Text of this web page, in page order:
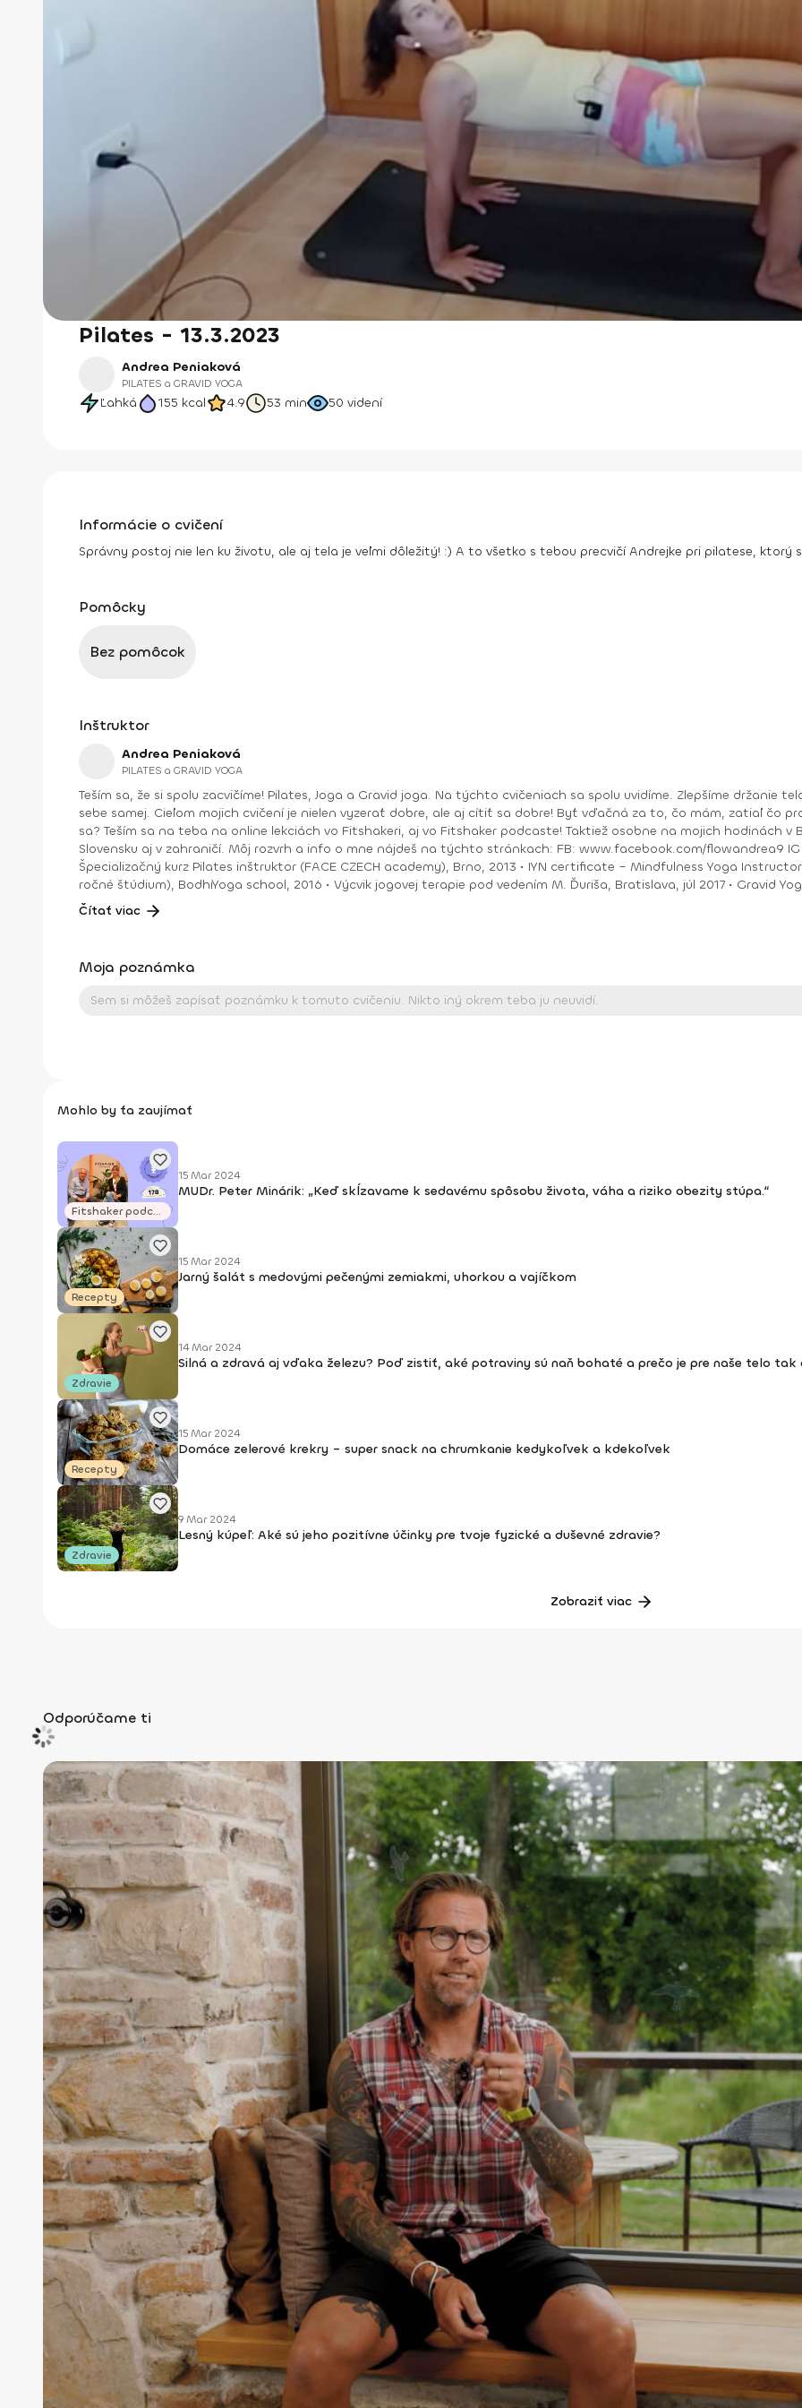
Pilates - 13.3.2023
Andrea Peniaková
PILATES a GRAVID YOGA
Ľahká 155 kcal 4.9 53 min 50 videní
Informácie o cvičení
Správny postoj nie len ku životu, ale aj tela je veľmi dôležitý! :) A to všetko s tebou precvičí Andrejke pri pilatese, ktorý
Pomôcky
Bez pomôcok
Inštruktor
Andrea Peniaková
PILATES a GRAVID YOGA
Teším sa, že si spolu zacvičíme! Pilates, Joga a Gravid joga. Na týchto cvičeniach sa spolu uvidíme. Zlepšíme držanie tela, silu aj ohybnosť, dýchanie a verím, že aj vzťah k
sebe samej. Cieľom mojich cvičení je nielen vyzerať dobre, ale aj cítiť sa dobre! Byť vďačná za to, čo mám, zatiaľ čo
sa? Teším sa na teba na online lekciách vo Fitshakeri, aj vo Fitshaker podcaste! Taktiež osobne na mojich hodinách v Bratislave alebo na pobytoch, ktoré organizujem na
Slovensku aj v zahraničí. Môj rozvrh a info o mne nájdeš na týchto stránkach: FB: www.facebook.com/flowandrea9 IG : @andrea_mindfulflow Dosiahnuté vzdelanie: •
Špecializačný kurz Pilates inštruktor (FACE CZECH academy), Brno, 2013 • IYN certificate – Mindfulness Yoga Instructor (mesačný intenzívny výcvik v Španielsku a následné
ročné štúdium), BodhiYoga school, 2016 • Výcvik jogovej terapie pod vedením M. Ďuriša, Bratislava, júl 2017 • Gravid Yoga špecializácia, Akadémia Powerjoga Slovensko,
Čítať viac
Moja poznámka
Mohlo by ťa zaujímať
Fitshaker podcasty
15 Mar 2024
MUDr. Peter Minárik: „Keď skĺzavame k sedavému spôsobu života, váha a riziko obezity stúpa.“
Recepty
15 Mar 2024
Jarný šalát s medovými pečenými zemiakmi, uhorkou a vajíčkom
Zdravie
14 Mar 2024
Silná a zdravá aj vďaka železu? Poď zistiť, aké potraviny sú naň bohaté a prečo je pre naše telo tak
Recepty
15 Mar 2024
Domáce zelerové krekry – super snack na chrumkanie kedykoľvek a kdekoľvek
Zdravie
9 Mar 2024
Lesný kúpeľ: Aké sú jeho pozitívne účinky pre tvoje fyzické a duševné zdravie?
Zobraziť viac
Odporúčame ti